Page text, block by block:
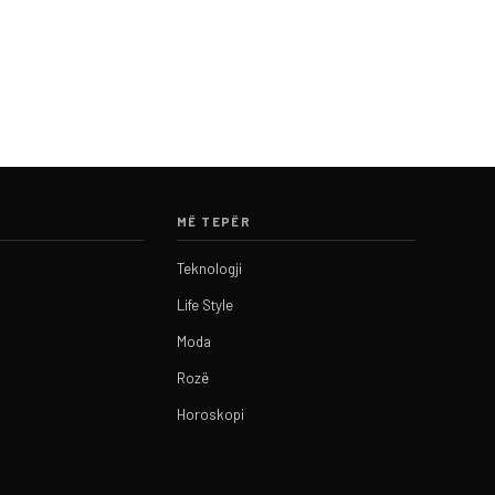
MË TEPËR
Teknologji
Life Style
Moda
Rozë
Horoskopi